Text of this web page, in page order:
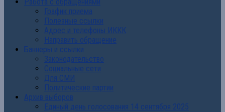
График приема
Полезные ссылки
Адрес и телефоны ИККК
Направить обращение
Баннеры и ссылки
Законодательство
Социальные сети
Для СМИ
Политические партии
Архив выборов
Единый день голосования 14 сентября 2025